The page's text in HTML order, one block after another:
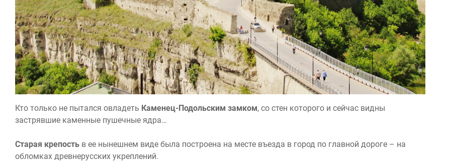
Кто только не пытался овладеть Каменец-Подольским замком, со стен которого и сейчас видны
застрявшие каменные пушечные ядра…
Старая крепость в ее нынешнем виде была построена на месте въезда в город по главной дороге – на
обломках древнерусских укреплений.